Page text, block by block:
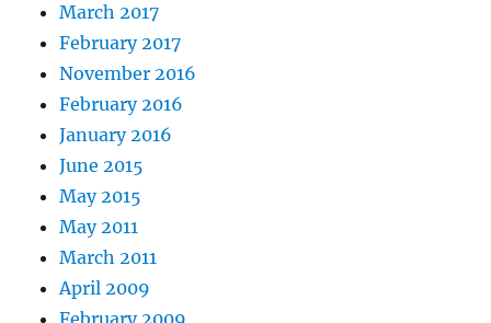
March 2017
February 2017
November 2016
February 2016
January 2016
June 2015
May 2015
May 2011
March 2011
April 2009